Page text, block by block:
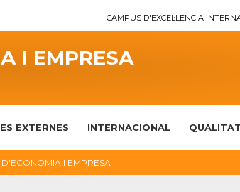
CAMPUS D'EXCEL·LÈNCIA
I EMPRESA
EXTERNES INTERNACIONAL QUALITAT
I EMPRESA